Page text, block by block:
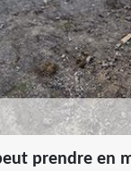
prendre en